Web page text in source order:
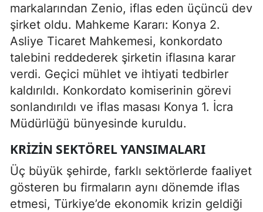
markalarından Zenio, iflas eden üçüncü dev
şirket oldu. Mahkeme Kararı: Konya 2.
Asliye Ticaret Mahkemesi, konkordato
talebini reddederek şirketin iflasına karar
verdi. Geçici mühlet ve ihtiyati tedbirler
kaldırıldı. Konkordato komiserinin görevi
sonlandırıldı ve iflas masası Konya 1. İcra
Müdürlüğü bünyesinde kuruldu.
KRIZIN SEKTÖREL YANSIMALARI
Üç büyük şehirde, farklı sektörlerde faaliyet
gösteren bu firmaların aynı dönemde iflas
etmesi, Türkiye’de ekonomik krizin geldiği